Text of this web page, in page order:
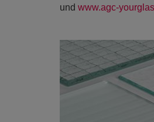
und www.agc-